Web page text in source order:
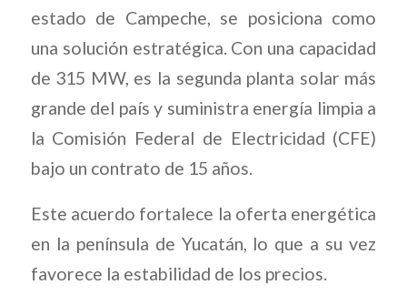
estado de Campeche, se posiciona como
una solución estratégica. Con una capacidad
de 315 MW, es la segunda planta solar más
grande del país y suministra energía limpia a
la Comisión Federal de Electricidad (CFE)
bajo un contrato de 15 años.
Este acuerdo fortalece la oferta energética
en la península de Yucatán, lo que a su vez
favorece la estabilidad de los precios.